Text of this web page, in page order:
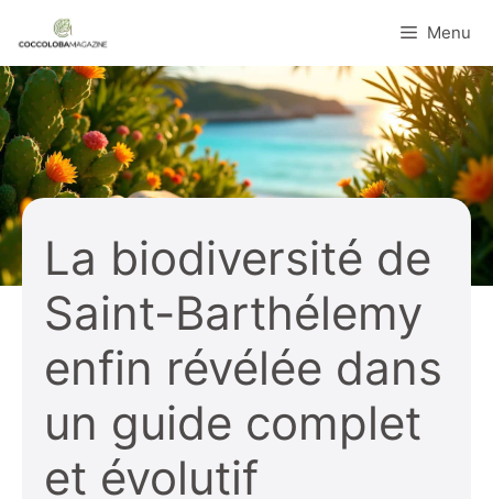
au
contenu
Menu
La biodiversité de
Saint-Barthélemy
enfin révélée dans
un guide complet
et évolutif